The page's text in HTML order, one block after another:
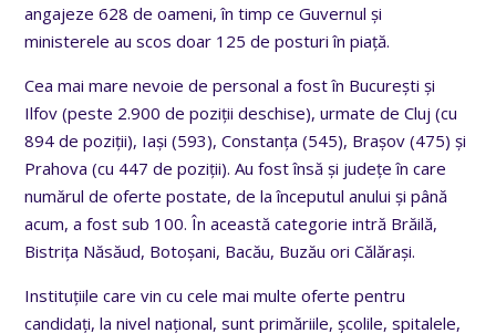
angajeze 628 de oameni, în timp ce Guvernul și
ministerele au scos doar 125 de posturi în piață.
Cea mai mare nevoie de personal a fost în București și
Ilfov (peste 2.900 de poziții deschise), urmate de Cluj (cu
894 de poziții), Iași (593), Constanța (545), Brașov (475) și
Prahova (cu 447 de poziții). Au fost însă și județe în care
numărul de oferte postate, de la începutul anului și până
acum, a fost sub 100. În această categorie intră Brăilă,
Bistrița Năsăud, Botoșani, Bacău, Buzău ori Călărași.
Instituțiile care vin cu cele mai multe oferte pentru
candidați, la nivel național, sunt primăriile, școlile, spitalele,